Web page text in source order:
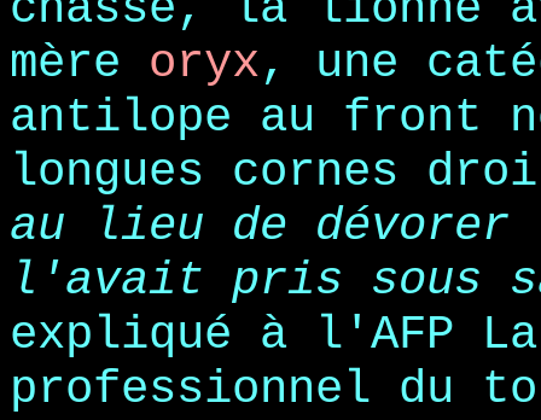
mère oryx, une
antilope au front
longues cornes
au lieu de
l'avait pris sous
expliqué à l'AFP
professionnel du